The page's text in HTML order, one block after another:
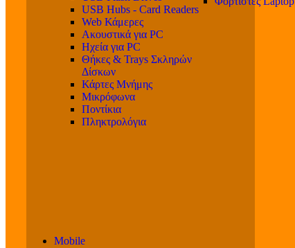
USB Hubs - Card Readers
Web Κάμερες
Ακουστικά για PC
Ηχεία για PC
Θήκες & Trays Σκληρών
Δίσκων
Κάρτες Μνήμης
Μικρόφωνα
Ποντίκια
Πληκτρολόγια
Mobile